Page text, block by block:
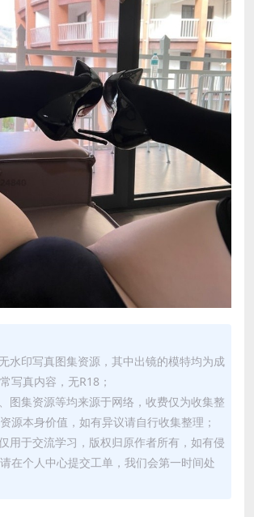
水印写真图集资源，其中出镜的模特均为成
写真内容，无R18；
图集资源等均来源于网络，收费仅为收集整
源本身价值，如有异议请自行收集整理；
用于交流学习，版权归原作者所有，如有侵
在个人中心提交工单，我们会第一时间处